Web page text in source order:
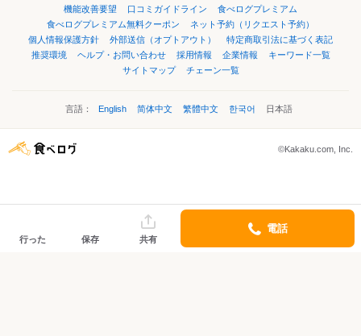
機能改善要望
口コミガイドライン
食べログプレミアム
食べログプレミアム無料クーポン
ネット予約（リクエスト予約）
個人情報保護方針
外部送信（オプトアウト）
特定商取引法に基づく表記
推奨環境
ヘルプ・お問い合わせ 採用情報 企業情報
キーワード一覧
サイトマップ
チェーン一覧
言語： English 简体中文 繁體中文 한국어 日本語
©Kakaku.com, Inc.
行った 保存 共有
電話